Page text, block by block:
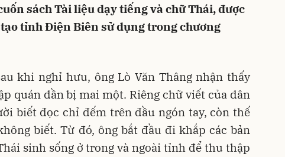
sách Tài liệu dạy tiếng và chữ Thái, được
tạo tỉnh Điện Biên sử dụng trong chương
khi nghỉ hưu, ông Lò Văn Thâng nhận thấy
quán dần bị mai một. Riêng chữ viết của dân
biết đọc chỉ đếm trên đầu ngón tay, còn thế
biết. Từ đó, ông bắt đầu đi khắp các bản
sinh sống ở trong và ngoài tỉnh để thu thập